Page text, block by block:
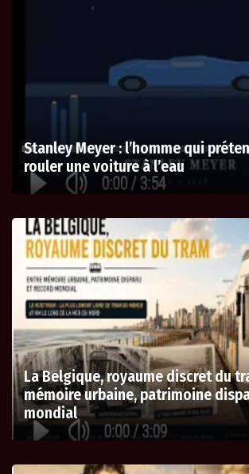
Stanley Meyer : l’homme qui
rouler une voiture à l’eau
La Belgique, royaume discret du
mémoire urbaine, patrimoine
mondial